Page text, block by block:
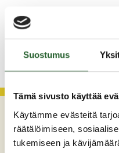
Suostumus
Tämä sivusto käyttää
Käytämme evästeitä
räätälöimiseen,
tukemiseen ja